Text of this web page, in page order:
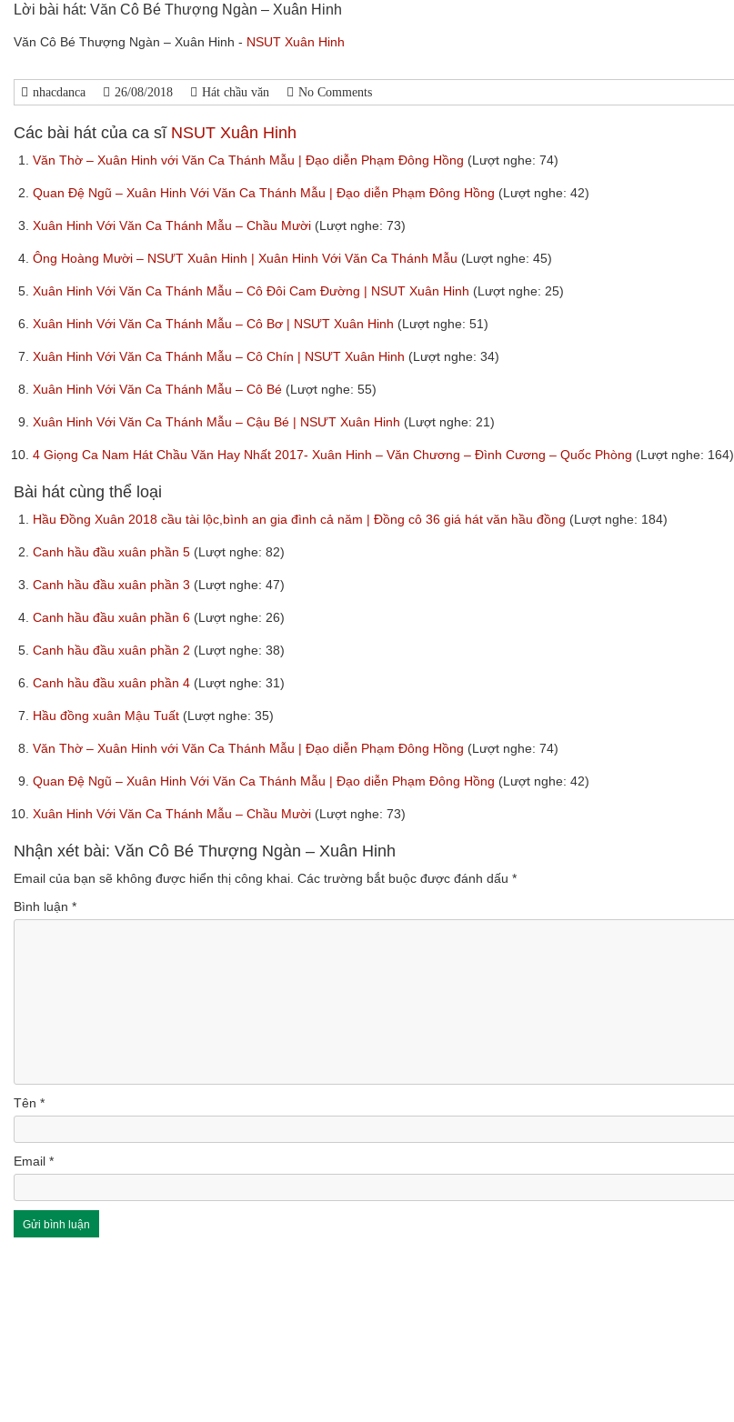
Lời bài hát: Văn Cô Bé Thượng Ngàn – Xuân Hinh
Văn Cô Bé Thượng Ngàn – Xuân Hinh - NSUT Xuân Hinh
nhacdanca 26/08/2018 Hát chầu văn No Comments
Các bài hát của ca sĩ NSUT Xuân Hinh
1. Văn Thờ – Xuân Hinh với Văn Ca Thánh Mẫu | Đạo diễn Phạm Đông Hồng (Lượt nghe: 74)
2. Quan Đệ Ngũ – Xuân Hinh Với Văn Ca Thánh Mẫu | Đạo diễn Phạm Đông Hồng (Lượt nghe: 42)
3. Xuân Hinh Với Văn Ca Thánh Mẫu – Chầu Mười (Lượt nghe: 73)
4. Ông Hoàng Mười – NSƯT Xuân Hinh | Xuân Hinh Với Văn Ca Thánh Mẫu (Lượt nghe: 45)
5. Xuân Hinh Với Văn Ca Thánh Mẫu – Cô Đôi Cam Đường | NSUT Xuân Hinh (Lượt nghe: 25)
6. Xuân Hinh Với Văn Ca Thánh Mẫu – Cô Bơ | NSƯT Xuân Hinh (Lượt nghe: 51)
7. Xuân Hinh Với Văn Ca Thánh Mẫu – Cô Chín | NSƯT Xuân Hinh (Lượt nghe: 34)
8. Xuân Hinh Với Văn Ca Thánh Mẫu – Cô Bé (Lượt nghe: 55)
9. Xuân Hinh Với Văn Ca Thánh Mẫu – Cậu Bé | NSƯT Xuân Hinh (Lượt nghe: 21)
10. 4 Giọng Ca Nam Hát Chầu Văn Hay Nhất 2017- Xuân Hinh – Văn Chương – Đình Cương – Quốc Phòng (Lượt nghe: 164)
Bài hát cùng thể loại
1. Hầu Đồng Xuân 2018 cầu tài lộc,bình an gia đình cả năm | Đồng cô 36 giá hát văn hầu đồng (Lượt nghe: 184)
2. Canh hầu đầu xuân phần 5 (Lượt nghe: 82)
3. Canh hầu đầu xuân phần 3 (Lượt nghe: 47)
4. Canh hầu đầu xuân phần 6 (Lượt nghe: 26)
5. Canh hầu đầu xuân phần 2 (Lượt nghe: 38)
6. Canh hầu đầu xuân phần 4 (Lượt nghe: 31)
7. Hầu đồng xuân Mậu Tuất (Lượt nghe: 35)
8. Văn Thờ – Xuân Hinh với Văn Ca Thánh Mẫu | Đạo diễn Phạm Đông Hồng (Lượt nghe: 74)
9. Quan Đệ Ngũ – Xuân Hinh Với Văn Ca Thánh Mẫu | Đạo diễn Phạm Đông Hồng (Lượt nghe: 42)
10. Xuân Hinh Với Văn Ca Thánh Mẫu – Chầu Mười (Lượt nghe: 73)
Nhận xét bài: Văn Cô Bé Thượng Ngàn – Xuân Hinh
Email của bạn sẽ không được hiển thị công khai. Các trường bắt buộc được đánh dấu *
Bình luận *
Tên *
Email *